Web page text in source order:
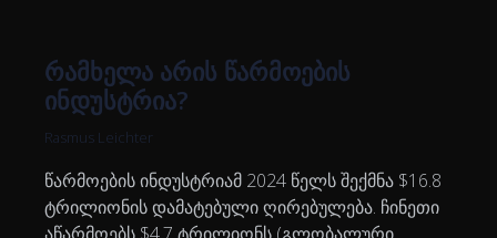
რამხელა არის წარმოების
ინდუსტრია?
Rasmus Leichter
წარმოების ინდუსტრიამ 2024 წელს შექმნა $16.8
ტრილიონის დამატებული ღირებულება. ჩინეთი